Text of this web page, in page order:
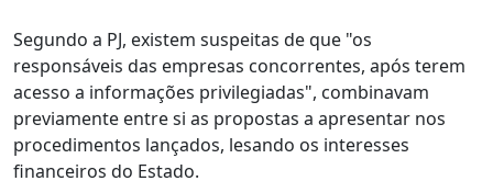
Segundo a PJ, existem suspeitas de que "os
responsáveis das empresas concorrentes, após terem
acesso a informações privilegiadas", combinavam
previamente entre si as propostas a apresentar nos
procedimentos lançados, lesando os interesses
financeiros do Estado.